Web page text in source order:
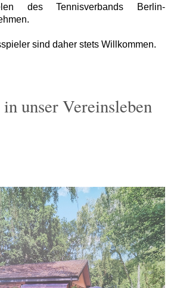
des Tennisverbands Berlin-
sind daher stets Willkommen.
unser Vereinsleben